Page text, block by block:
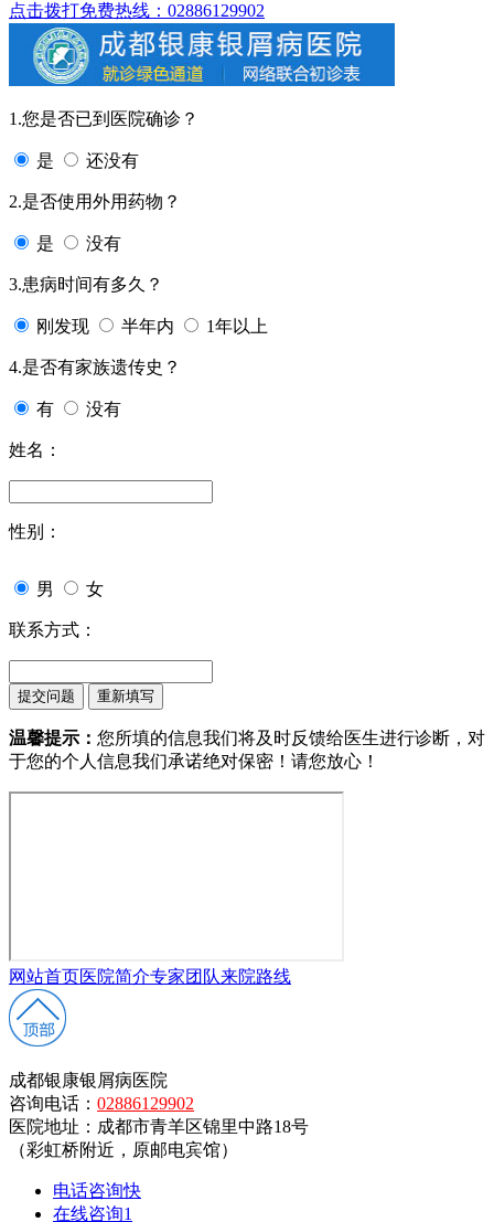
点击拨打免费热线：02886129902
1.您是否已到医院确诊？
是 还没有
2.是否使用外用药物？
是 没有
3.患病时间有多久？
刚发现 半年内 1年以上
4.是否有家族遗传史？
有 没有
姓名：
性别：
男 女
联系方式：
温馨提示： 您所填的信息我们将及时反馈给医生进行诊断，对
于您的个人信息我们承诺绝对保密！请您放心！
网站首页医院简介专家团队来院路线
成都银康银屑病医院
咨询电话： 02886129902
医院地址：成都市青羊区锦里中路18号
（彩虹桥附近，原邮电宾馆）
电话咨询快
在线咨询1